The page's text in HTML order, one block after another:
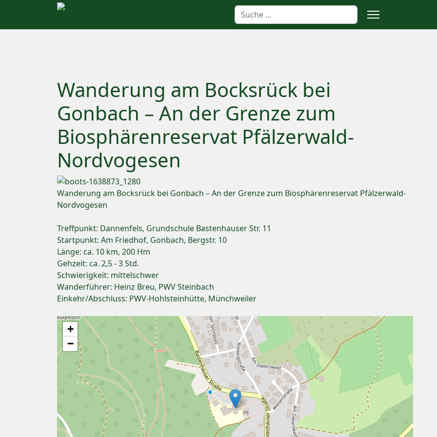
Suchen
Wanderung am Bocksrück bei
Gonbach – An der Grenze zum
Biosphärenreservat Pfälzerwald-
Nordvogesen
Wanderung am Bocksrück bei Gonbach – An der Grenze zum Biosphärenreservat Pfälzerwald-
Nordvogesen
Treffpunkt: Dannenfels, Grundschule Bastenhauser Str. 11
Startpunkt: Am Friedhof, Gonbach, Bergstr. 10
Länge: ca. 10 km, 200 Hm
Gehzeit: ca. 2,5 - 3 Std.
Schwierigkeit: mittelschwer
Wanderführer: Heinz Breu, PWV Steinbach
Einkehr/Abschluss: PWV-Hohlsteinhütte, Münchweiler
+
−